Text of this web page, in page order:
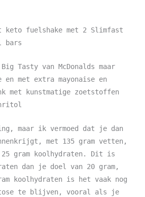
keto fuelshake met 2 Slimfast
bars
Tasty van McDonalds maar
en met extra mayonaise en
met kunstmatige zoetstoffen
maar ik vermoed dat je dan
met 135 gram vetten,
gram koolhydraten. Dit is
dan je doel van 20 gram,
koolhydraten is het vaak nog
te blijven, vooral als je